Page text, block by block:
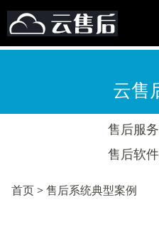
云售
售后服
售后软
首页 > 售后系统典型案例